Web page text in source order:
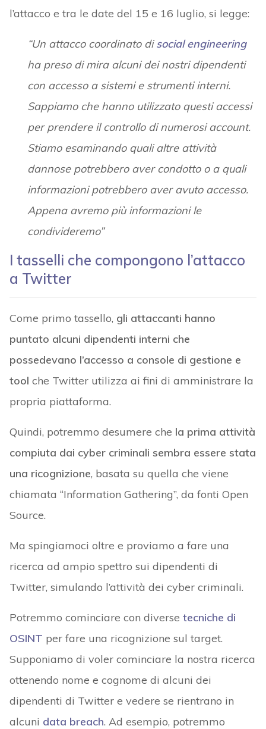
l’attacco e tra le date del 15 e 16 luglio, si legge:
“Un attacco coordinato disocial engineering
ha preso di mira alcuni dei nostri dipendenti
con accesso a sistemi e strumenti interni.
Sappiamo che hanno utilizzato questi accessi
per prendere il controllo di numerosi account.
Stiamo esaminando quali altre attività
dannose potrebbero aver condotto o a quali
informazioni potrebbero aver avuto accesso.
Appena avremo più informazioni le
condivideremo”
I tasselli che compongono l’attacco
a Twitter
Come primo tassello, gli attaccanti hanno
puntato alcuni dipendenti interni che
possedevano l’accesso a console di gestione e
tool che Twitter utilizza ai fini di amministrare la
propria piattaforma.
Quindi, potremmo desumere che la prima attività
compiuta dai cyber criminali sembra essere stata
una ricognizione, basata su quella che viene
chiamata “Information Gathering”, da fonti Open
Source.
Ma spingiamoci oltre e proviamo a fare una
ricerca ad ampio spettro sui dipendenti di
Twitter, simulando l’attività dei cyber criminali.
Potremmo cominciare con diverse tecniche di
OSINT per fare una ricognizione sul target.
Supponiamo di voler cominciare la nostra ricerca
ottenendo nome e cognome di alcuni dei
dipendenti di Twitter e vedere se rientrano in
alcuni data breach. Ad esempio, potremmo